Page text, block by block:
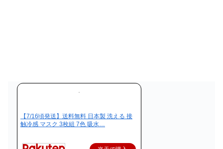
【7/16頃発送】送料無料 日本製 洗える 接
触冷感 マスク 3枚組 7色 吸水…